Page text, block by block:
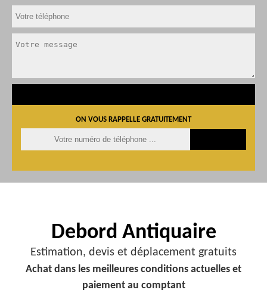
ON VOUS RAPPELLE GRATUITEMENT
Debord Antiquaire
Estimation, devis et déplacement gratuits
Achat dans les meilleures conditions actuelles et
paiement au comptant